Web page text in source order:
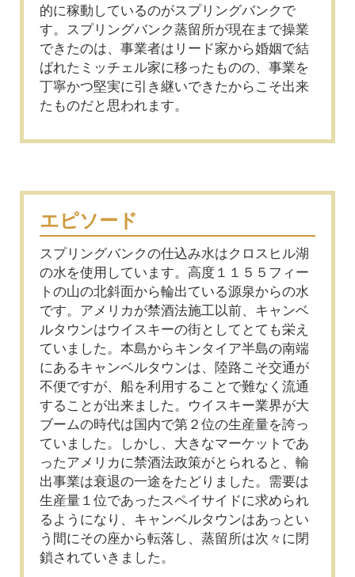
的に稼動しているのがスプリングバンクで
す。スプリングバンク蒸留所が現在まで操業
できたのは、事業者はリード家から婚姻で結
ばれたミッチェル家に移ったものの、事業を
丁寧かつ堅実に引き継いできたからこそ出来
たものだと思われます。
エピソード
スプリングバンクの仕込み水はクロスヒル湖
の水を使用しています。高度１１５５フィー
トの山の北斜面から輪出ている源泉からの水
です。アメリカが禁酒法施工以前、キャンベ
ルタウンはウイスキーの街としてとても栄え
ていました。本島からキンタイア半島の南端
にあるキャンベルタウンは、陸路こそ交通が
不便ですが、船を利用することで難なく流通
することが出来ました。ウイスキー業界が大
ブームの時代は国内で第２位の生産量を誇っ
ていました。しかし、大きなマーケットであ
ったアメリカに禁酒法政策がとられると、輸
出事業は衰退の一途をたどりました。需要は
生産量１位であったスペイサイドに求められ
るようになり、キャンベルタウンはあっとい
う間にその座から転落し、蒸留所は次々に閉
鎖されていきました。